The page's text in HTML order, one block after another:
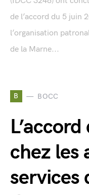
de l’accord du 5 juin
l’organisation
de la Marne...
B BOCC
chez les
services